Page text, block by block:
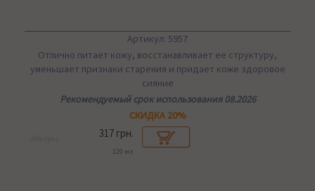
Артикул: 5957
Отлично питает кожу, восстанавливает ее структуру,
уменьшает признаки старения и придает коже здоровое
сияние
Рекомендуемый срок использования 08.2026
СКИДКА 20%
317 грн.
120 мл